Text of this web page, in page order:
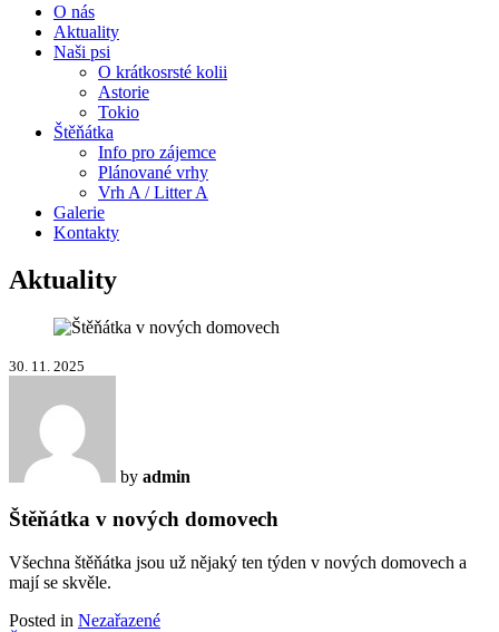
O nás
Aktuality
Naši psi
O krátkosrsté kolii
Astorie
Tokio
Štěňátka
Info pro zájemce
Plánované vrhy
Vrh A / Litter A
Galerie
Kontakty
Aktuality
30. 11. 2025
by admin
Štěňátka v nových domovech
Všechna štěňátka jsou už nějaký ten týden v nových domovech a
mají se skvěle.
Posted in Nezařazené